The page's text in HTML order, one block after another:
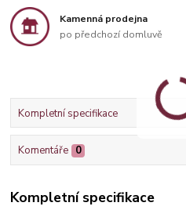
Kamenná prodejna
po předchozí domluvě
Kompletní specifikace
Komentáře 0
Kompletní specifikace